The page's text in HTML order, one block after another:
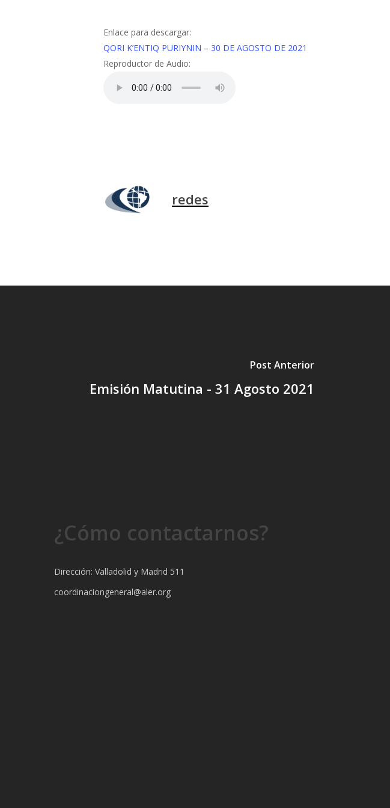
Enlace para descargar:
QORI K’ENTIQ PURIYNIN – 30 DE AGOSTO DE 2021
Reproductor de Audio:
redes
Post Anterior
Emisión Matutina - 31 Agosto 2021
¿Cómo contactarnos?
Dirección: Valladolid y Madrid 511
coordinaciongeneral@aler.org